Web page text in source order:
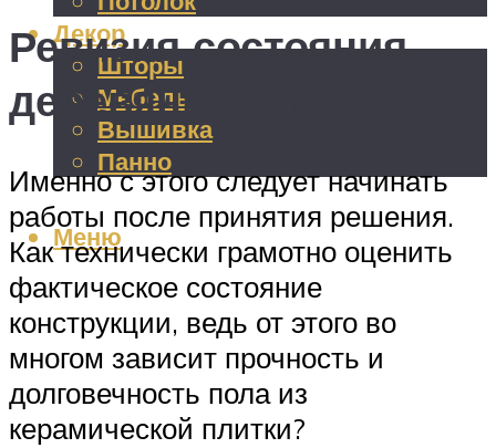
Декор
Шторы
Мебель
Вышивка
Панно
Меню
Ревизия состояния
деревянного пола
Именно с этого следует начинать
работы после принятия решения.
Как технически грамотно оценить
фактическое состояние
конструкции, ведь от этого во
многом зависит прочность и
долговечность пола из
керамической плитки?